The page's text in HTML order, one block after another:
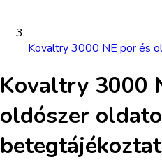
Kovaltry 3000 NE por és
Kovaltry 3000
oldószer